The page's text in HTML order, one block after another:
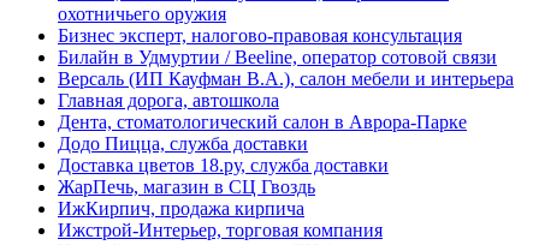
охотничьего оружия
Бизнес эксперт, налогово-правовая консультация
Билайн в Удмуртии / Beeline, оператор сотовой связи
Версаль (ИП Кауфман В.А.), салон мебели и интерьера
Главная дорога, автошкола
Дента, стоматологический салон в Аврора-Парке
Додо Пицца, служба доставки
Доставка цветов 18.ру, служба доставки
ЖарПечь, магазин в СЦ Гвоздь
ИжКирпич, продажа кирпича
Ижстрой-Интерьер, торговая компания